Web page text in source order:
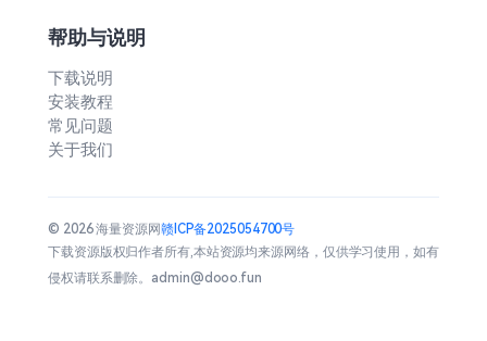
帮助与说明
下载说明
安装教程
常见问题
关于我们
© 2026 海量资源网赣ICP备2025054700号
下载资源版权归作者所有,本站资源均来源网络，仅供学习使用，如有
侵权请联系删除。admin@dooo.fun